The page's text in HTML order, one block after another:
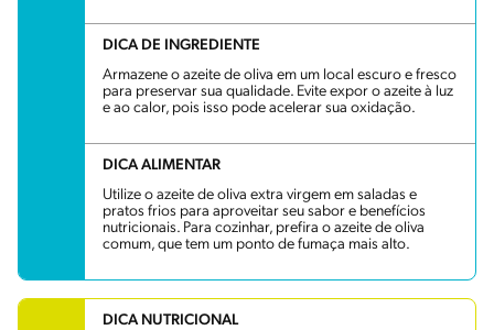
DICA DE INGREDIENTE
Armazene o azeite de oliva em um local escuro e fresco
para preservar sua qualidade. Evite expor o azeite à luz
e ao calor, pois isso pode acelerar sua oxidação.
DICA ALIMENTAR
Utilize o azeite de oliva extra virgem em saladas e
pratos frios para aproveitar seu sabor e benefícios
nutricionais. Para cozinhar, prefira o azeite de oliva
comum, que tem um ponto de fumaça mais alto.
DICA NUTRICIONAL